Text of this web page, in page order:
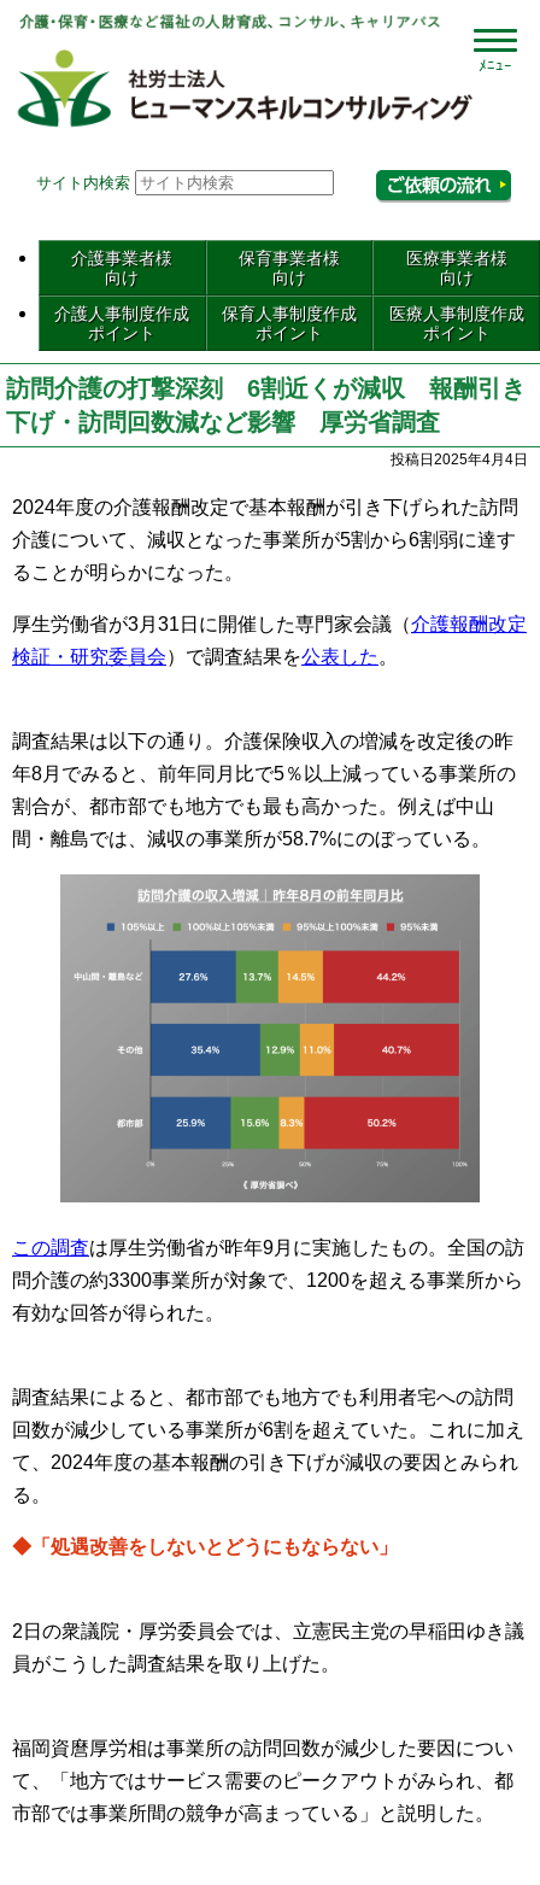
サイト内検索
介護事業者様
向け
保育事業者様
向け
医療事業者様
向け
介護人事制度作成
ポイント
保育人事制度作成
ポイント
医療人事制度作成
ポイント
訪問介護の打撃深刻 6割近くが減収 報酬引き
下げ・訪問回数減など影響 厚労省調査
投稿日2025年4月4日
2024年度の介護報酬改定で基本報酬が引き下げられた訪問
介護について、減収となった事業所が5割から6割弱に達す
ることが明らかになった。
厚生労働省が3月31日に開催した専門家会議（介護報酬改定
検証・研究委員会）で調査結果を公表した 。
調査結果は以下の通り。介護保険収入の増減を改定後の昨
年8月でみると、前年同月比で5％以上減っている事業所の
割合が、都市部でも地方でも最も高かった。例えば中山
間・離島では、減収の事業所が58.7%にのぼっている。
この調査は厚生労働省が昨年9月に実施したもの。全国の訪
問介護の約3300事業所が対象で、1200を超える事業所から
有効な回答が得られた。
調査結果によると、都市部でも地方でも利用者宅への訪問
回数が減少している事業所が6割を超えていた。これに加え
て、2024年度の基本報酬の引き下げが減収の要因とみられ
る。
◆「処遇改善をしないとどうにもならない」
2日の衆議院・厚労委員会では、立憲民主党の早稲田ゆき議
員がこうした調査結果を取り上げた。
福岡資麿厚労相は事業所の訪問回数が減少した要因につい
て、「地方ではサービス需要のピークアウトがみられ、都
市部では事業所間の競争が高まっている」と説明した。